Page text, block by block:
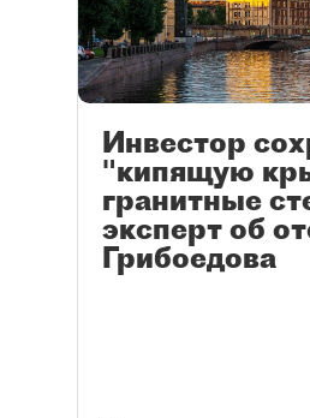
Инвестор
"кипящую
гранитные
эксперт об
Грибоедова